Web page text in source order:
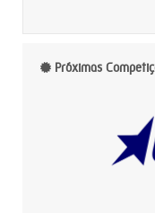
Próximas